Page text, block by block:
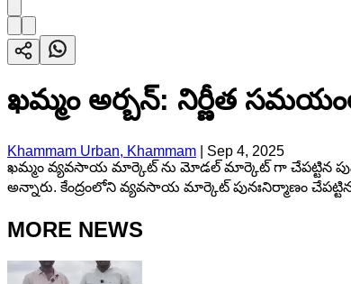
ఖమ్మం అర్బన్: నిర్ణీత
Khammam Urban, Khammam
Sep 4, 2025
ఖమ్మం వ్యవసాయ మార్కెట్ ను మోడల్ మార్కెట్ గా చేపట్టిన
అన్నారు. కేంద్రంలోని వ్యవసాయ మార్కెట్ పునఃనిర్మాణం చేపట్టిన
MORE NEWS